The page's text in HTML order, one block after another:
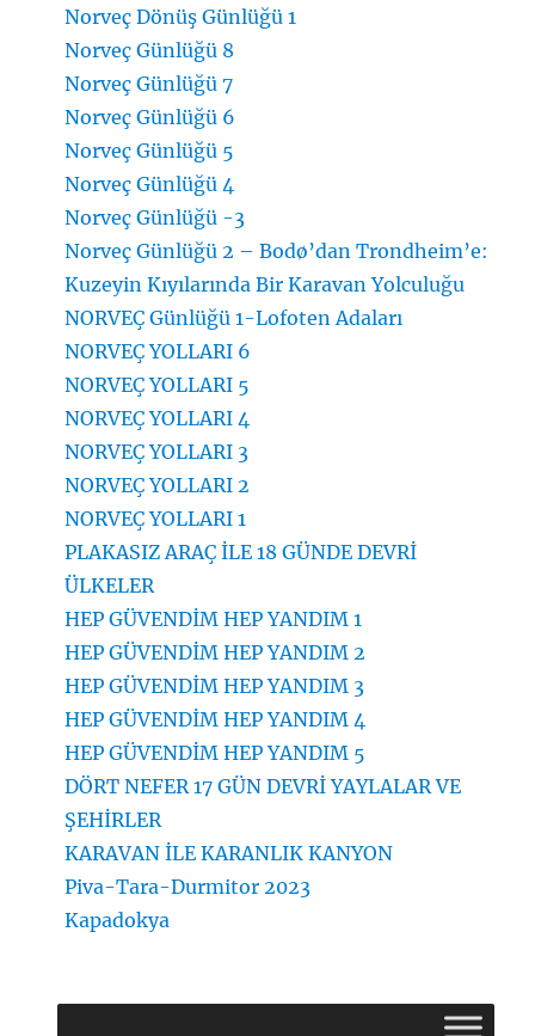
Norveç Dönüş Günlüğü 1
Norveç Günlüğü 8
Norveç Günlüğü 7
Norveç Günlüğü 6
Norveç Günlüğü 5
Norveç Günlüğü 4
Norveç Günlüğü -3
Norveç Günlüğü 2 – Bodø’dan Trondheim’e:
Kuzeyin Kıyılarında Bir Karavan Yolculuğu
NORVEÇ Günlüğü 1-Lofoten Adaları
NORVEÇ YOLLARI 6
NORVEÇ YOLLARI 5
NORVEÇ YOLLARI 4
NORVEÇ YOLLARI 3
NORVEÇ YOLLARI 2
NORVEÇ YOLLARI 1
PLAKASIZ ARAÇ İLE 18 GÜNDE DEVRİ
ÜLKELER
HEP GÜVENDİM HEP YANDIM 1
HEP GÜVENDİM HEP YANDIM 2
HEP GÜVENDİM HEP YANDIM 3
HEP GÜVENDİM HEP YANDIM 4
HEP GÜVENDİM HEP YANDIM 5
DÖRT NEFER 17 GÜN DEVRİ YAYLALAR VE
ŞEHİRLER
KARAVAN İLE KARANLIK KANYON
Piva-Tara-Durmitor 2023
Kapadokya